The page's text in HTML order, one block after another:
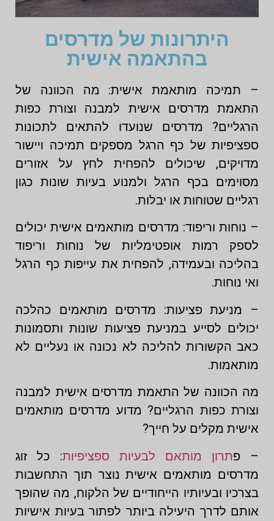
היתרונות של מדרסים
בהתאמה אישית
– תמיכה מותאמת אישית: מה הכוונה של
התאמת מדרסים אישית למבנה וצורת כפות
הרגליים? מדרסים שנועדו להתאים לתכונות
ספציפיות של כף הרגל מספקים תמיכה ויישור
מדויקים, שיכולים להפחית לחץ על אזורים
מסוימים בכף הרגל ולמנוע בעיות שונות כגון
רגליים שטוחות או יבלות.
– נוחות וריפוד: מדרסים מותאמים אישית יכולים
לספק רמות אופטימליות של נוחות וריפוד
בהליכה ובעמידה, להפחית את עייפות כף הרגל
ואי נוחות.
– מניעת פציעות: מדרסים מותאמים כהלכה
יכולים לסייע במניעת פציעות שונות ותסמונות
כאב הקשורות להליכה לא נכונה או נעליים לא
מותאמות.
מה הכוונה של התאמת מדרסים אישית למבנה
וצורת כפות הרגליים? מדוע מדרסים מותאמים
אישית מקלים על חייך?
– פתרון מותאם לבעיות ספציפיות: כל זוג
מדרסים מותאמים אישית נוצר תוך התחשבות
בצרכיו ובעיותיו הייחודיים של הלקוח, מה שהופך
אותם לדרך היעילה ביותר לפתור בעיות אישיות